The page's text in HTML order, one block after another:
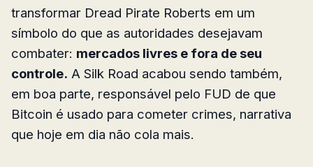
transformar Dread Pirate Roberts em um
símbolo do que as autoridades desejavam
combater: mercados livres e fora de seu
controle. A Silk Road acabou sendo também,
em boa parte, responsável pelo FUD de que
Bitcoin é usado para cometer crimes, narrativa
que hoje em dia não cola mais.